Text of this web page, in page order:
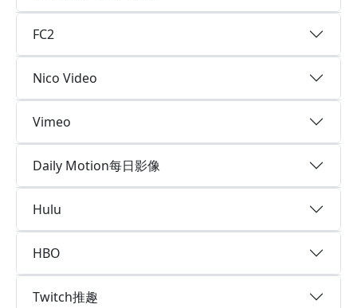
FC2
Nico Video
Vimeo
Daily Motion每日影像
Hulu
HBO
Twitch推趣